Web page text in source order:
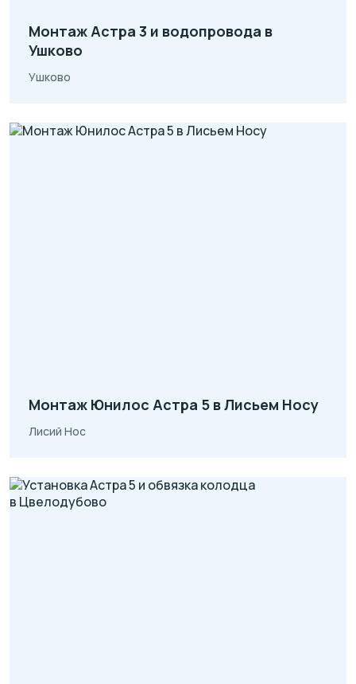
Монтаж Астра 3 и водопровода в
Ушково
Ушково
Монтаж Юнилос Астра 5 в Лисьем Носу
Лисий Нос